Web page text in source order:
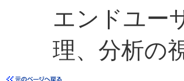
エンドユー
理、分析の